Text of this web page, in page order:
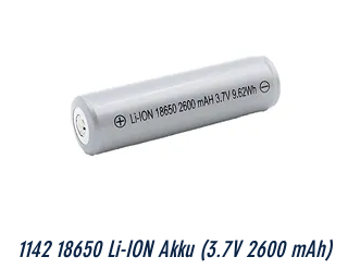
1142 18650 Li-ION Akku (3.7V 2600 mAh)